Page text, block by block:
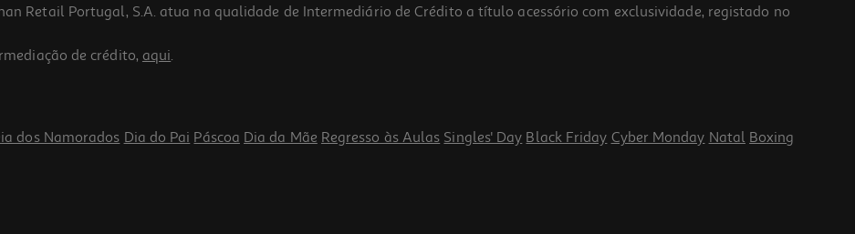
Retail Portugal, S.A. atua na qualidade de Intermediário de Crédito a título acessório com exclusividade, registado no
de crédito, aqui.
dos Namorados Dia do Pai Páscoa Dia da Mãe Regresso às Aulas Singles' Day Black Friday Cyber Monday Natal Boxing